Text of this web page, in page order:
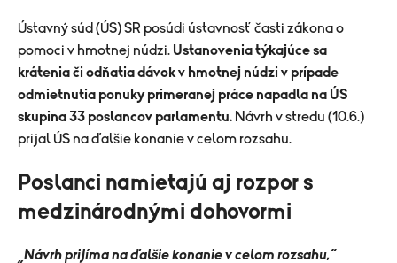
Ústavný súd (ÚS) SR posúdi ústavnosť časti zákona o
pomoci v hmotnej núdzi. Ustanovenia týkajúce sa
krátenia či odňatia dávok v hmotnej núdzi v prípade
odmietnutia ponuky primeranej práce napadla na ÚS
skupina 33 poslancov parlamentu. Návrh v stredu (10.6.)
prijal ÚS na ďalšie konanie v celom rozsahu.
Poslanci namietajú aj rozpor s
medzinárodnými dohovormi
„Návrh prijíma na ďalšie konanie v celom rozsahu,“